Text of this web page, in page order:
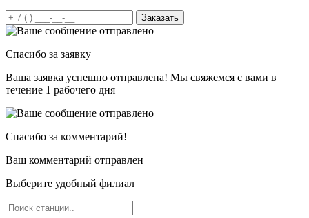
Заказать
Спасибо за заявку
Ваша заявка успешно отправлена! Мы свяжемся с вами в
течение 1 рабочего дня
Спасибо за комментарий!
Ваш комментарий отправлен
Выберите удобный филиал